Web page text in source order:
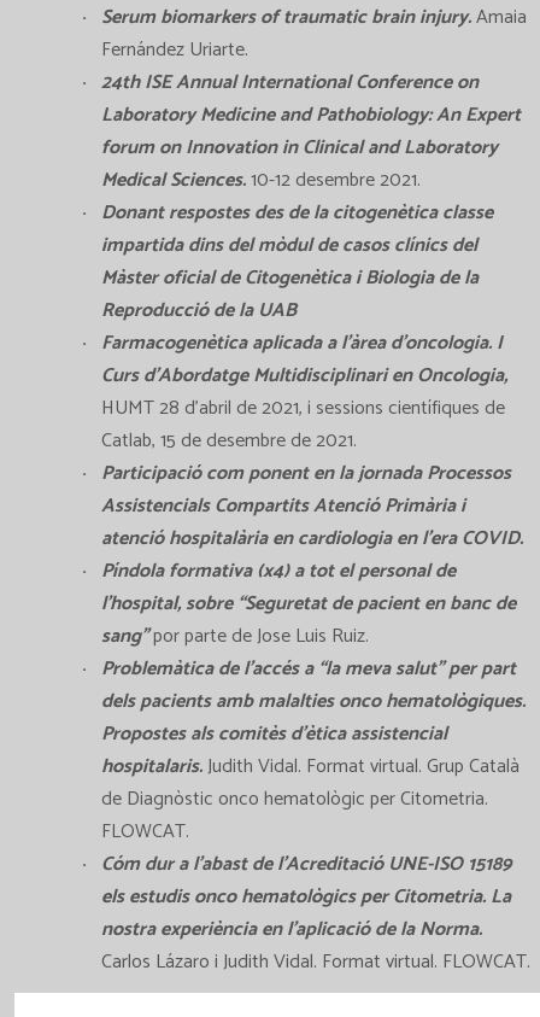
Serum biomarkers of traumatic brain injury.Amaia
Fernández Uriarte.
24th ISE Annual International Conference on
Laboratory Medicine and Pathobiology: An Expert
forum on Innovation in Clinical and Laboratory
Medical Sciences.10-12 desembre 2021.
Donant respostes des de la citogenètica classe
impartida dins del mòdul de casos clínics del
Màster oficial de Citogenètica i Biologia de la
Reproducció de la UAB
Farmacogenètica aplicada a l’àrea d’oncologia. I
Curs d'Abordatge Multidisciplinari en Oncologia,
HUMT 28 d’abril de 2021, i sessions científiques de
Catlab, 15 de desembre de 2021.
Participació com ponent en la jornada Processos
Assistencials Compartits Atenció Primària i
atenció hospitalària en cardiologia en l’era COVID.
Píndola formativa (x4) a tot el personal de
l’hospital, sobre “Seguretat de pacient en banc de
sang”por parte de Jose Luis Ruiz.
Problemàtica de l’accés a “la meva salut” per part
dels pacients amb malalties onco hematològiques.
Propostes als comitès d’ètica assistencial
hospitalaris.Judith Vidal. Format virtual. Grup Català
de Diagnòstic onco hematològic per Citometria.
FLOWCAT.
Cóm dur a l’abast de l’Acreditació UNE-ISO 15189
els estudis onco hematològics per Citometria. La
nostra experiència en l’aplicació de la Norma.
Carlos Lázaro i Judith Vidal. Format virtual. FLOWCAT.